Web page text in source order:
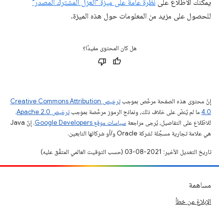
يمكنك الاطّلاع على نظرة عامة على ميزة "العزل المشترك المصدر"
للحصول على مزيد من المعلومات حول هذه الميزة.
هل كان المحتوى مفيدًا؟
إنّ محتوى هذه الصفحة مرخّص بموجب
ترخيص Creative Commons Attribution
4.0‏ ما لم يُنصّ على خلاف ذلك، ونماذج الرموز مرخّصة بموجبترخيص Apache 2.0‏
.
للاطّلاع على التفاصيل، يُرجى مراجعة سياسات موقع Google Developers‏
. إنّ Java
هي علامة تجارية مسجَّلة لشركة Oracle و/أو شركائها التابعين.
تاريخ التعديل الأخير: 2021-08-03 (حسب التوقيت العالمي المتفَّق عليه)
مساهمة
الإبلاغ عن خطأ